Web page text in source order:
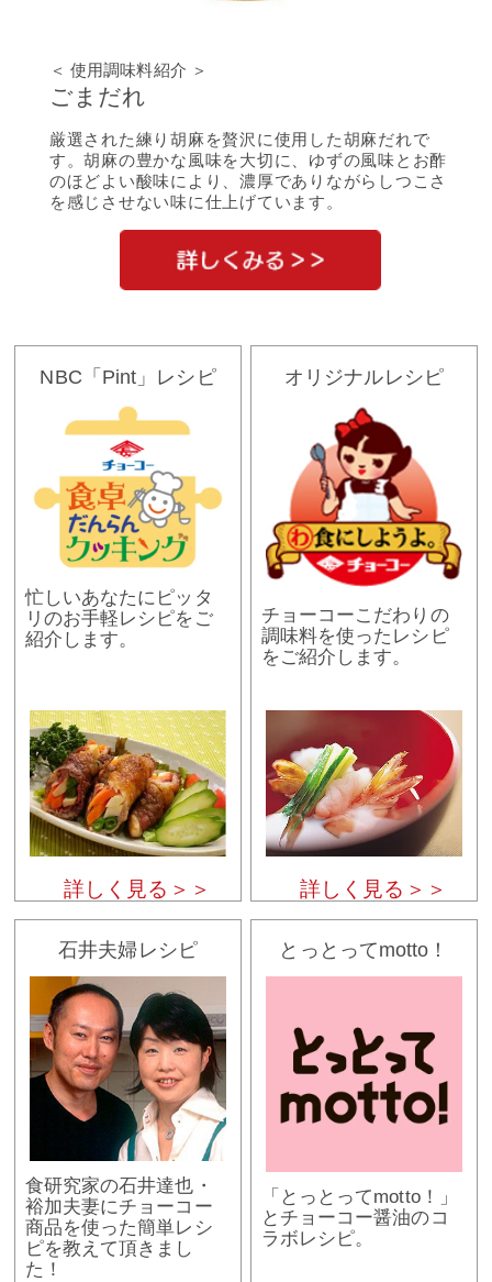
＜ 使用調味料紹介 ＞
ごまだれ
厳選された練り胡麻を贅沢に使用した胡麻だれで
す。胡麻の豊かな風味を大切に、ゆずの風味とお酢
のほどよい酸味により、濃厚でありながらしつこさ
を感じさせない味に仕上げています。
NBC「Pint」レシピ
忙しいあなたにピッタ
リのお手軽レシピをご
紹介します。
詳しく見る＞＞
オリジナルレシピ
チョーコーこだわりの
調味料を使ったレシピ
をご紹介します。
詳しく見る＞＞
石井夫婦レシピ
食研究家の石井達也・
裕加夫妻にチョーコー
商品を使った簡単レシ
ピを教えて頂きまし
た！
とっとってmotto！
「とっとってmotto！」
とチョーコー醤油のコ
ラボレシピ。